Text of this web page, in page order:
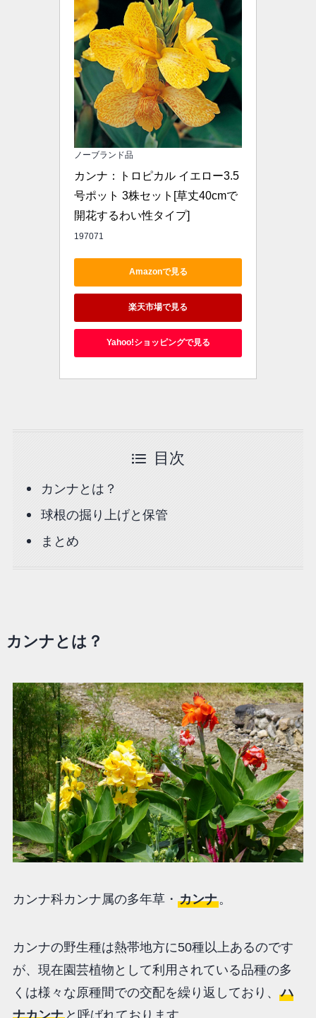
ノーブランド品
カンナ：トロピカル イエロー3.5
号ポット 3株セット[草丈40cmで
開花するわい性タイプ]
197071
Amazonで見る
楽天市場で見る
Yahoo!ショッピングで見る
目次
カンナとは？
球根の掘り上げと保管
まとめ
カンナとは？
カンナ科カンナ属の多年草・ カンナ。
カンナの野生種は熱帯地方に50種以上あるのです
が、現在園芸植物として利用されている品種の多
くは様々な原種間での交配を繰り返しており、 ハ